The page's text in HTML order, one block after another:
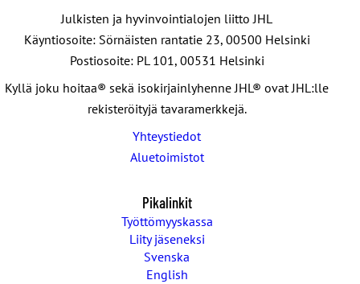
Julkisten ja hyvinvointialojen liitto JHL
Käyntiosoite: Sörnäisten rantatie 23, 00500 Helsinki
Postiosoite: PL 101, 00531 Helsinki
Kyllä joku hoitaa® sekä isokirjainlyhenne JHL® ovat JHL:lle
rekisteröityjä tavaramerkkejä.
Yhteystiedot
Aluetoimistot
Pikalinkit
Työttömyyskassa
Liity jäseneksi
Svenska
English